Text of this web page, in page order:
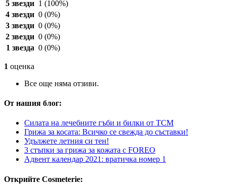
5 звезди 1 (100%)
4 звезди 0 (0%)
3 звезди 0 (0%)
2 звезди 0 (0%)
1 звезда 0 (0%)
1 оценка
Все още няма отзиви.
От нашия блог:
Силата на лечебните гъби и билки от TCM
Грижа за косата: Всичко се свежда до съставки!
Удължете летния си тен!
3 стъпки за грижа за кожата с FOREO
Адвент календар 2021: вратичка номер 1
Открийте Cosmeterie: